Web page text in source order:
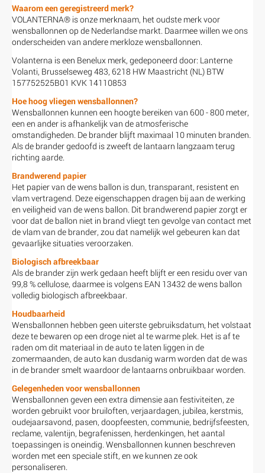
Waarom een geregistreerd merk?
VOLANTERNA® is onze merknaam, het oudste merk voor
wensballonnen op de Nederlandse markt. Daarmee willen we ons
onderscheiden van andere merkloze wensballonnen.
Volanterna is een Benelux merk, gedeponeerd door: Lanterne
Volanti, Brusselseweg 483, 6218 HW Maastricht (NL) BTW
157752525B01 KVK 14110853
Hoe hoog vliegen wensballonnen?
Wensballonnen kunnen een hoogte bereiken van 600 - 800 meter,
een en ander is afhankelijk van de atmosferische
omstandigheden. De brander blijft maximaal 10 minuten branden.
Als de brander gedoofd is zweeft de lantaarn langzaam terug
richting aarde.
Brandwerend papier
Het papier van de wens ballon is dun, transparant, resistent en
vlam vertragend. Deze eigenschappen dragen bij aan de werking
en veiligheid van de wens ballon. Dit brandwerend papier zorgt er
voor dat de ballon niet in brand vliegt ten gevolge van contact met
de vlam van de brander, zou dat namelijk wel gebeuren kan dat
gevaarlijke situaties veroorzaken.
Biologisch afbreekbaar
Als de brander zijn werk gedaan heeft blijft er een residu over van
99,8 % cellulose, daarmee is volgens EAN 13432 de wens ballon
volledig biologisch afbreekbaar.
Houdbaarheid
Wensballonnen hebben geen uiterste gebruiksdatum, het volstaat
deze te bewaren op een droge niet al te warme plek. Het is af te
raden om dit materiaal in de auto te laten liggen in de
zomermaanden, de auto kan dusdanig warm worden dat de was
in de brander smelt waardoor de lantaarns onbruikbaar worden.
Gelegenheden voor wensballonnen
Wensballonnen geven een extra dimensie aan festiviteiten, ze
worden gebruikt voor bruiloften, verjaardagen, jubilea, kerstmis,
oudejaarsavond, pasen, doopfeesten, communie, bedrijfsfeesten,
reclame, valentijn, begrafenissen, herdenkingen, het aantal
toepassingen is oneindig. Wensballonnen kunnen beschreven
worden met een speciale stift, en we kunnen ze ook
personaliseren.